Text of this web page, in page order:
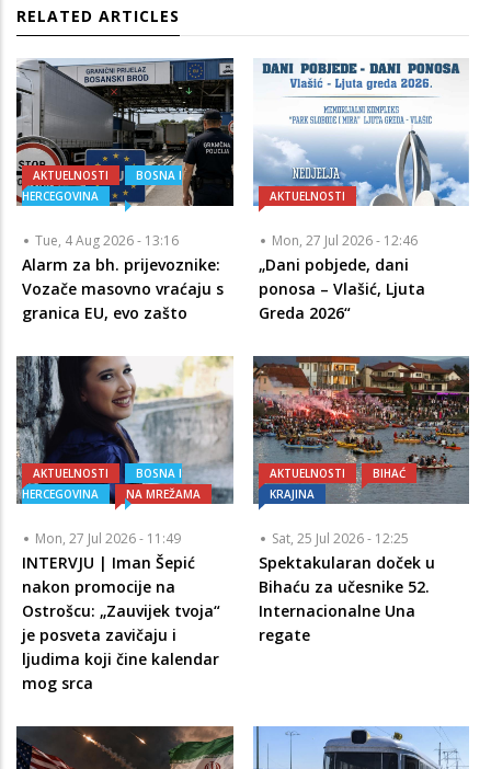
RELATED ARTICLES
AKTUELNOSTI
BOSNA I
HERCEGOVINA
Tue, 4 Aug 2026 - 13:16
Alarm za bh. prijevoznike:
Vozače masovno vraćaju s
granica EU, evo zašto
AKTUELNOSTI
Mon, 27 Jul 2026 - 12:46
„Dani pobjede, dani
ponosa – Vlašić, Ljuta
Greda 2026“
AKTUELNOSTI
BOSNA I
HERCEGOVINA
NA MREŽAMA
Mon, 27 Jul 2026 - 11:49
INTERVJU | Iman Šepić
nakon promocije na
Ostrošcu: „Zauvijek tvoja“
je posveta zavičaju i
ljudima koji čine kalendar
mog srca
AKTUELNOSTI
BIHAĆ
KRAJINA
Sat, 25 Jul 2026 - 12:25
Spektakularan doček u
Bihaću za učesnike 52.
Internacionalne Una
regate